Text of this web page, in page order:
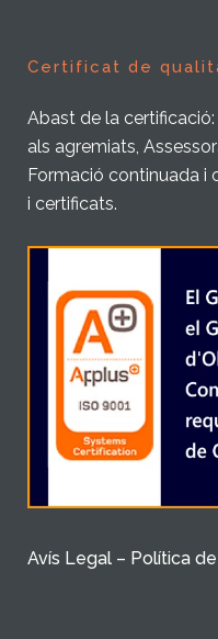
Certificat de
Abast de la
als agremiats,
Formació continuada i
i certificats.
Avís Legal – Política